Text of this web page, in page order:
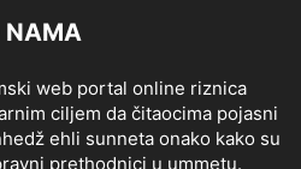
NAMA
web portal online riznica
ciljem da čitaocima pojasni
ehli sunneta onako kako su
prethodnici u ummetu.